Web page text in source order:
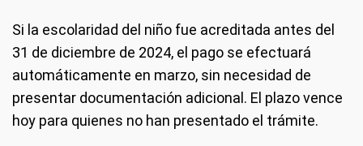
Si la escolaridad del niño fue acreditada antes del
31 de diciembre de 2024, el pago se efectuará
automáticamente en marzo, sin necesidad de
presentar documentación adicional. El plazo vence
hoy para quienes no han presentado el trámite.